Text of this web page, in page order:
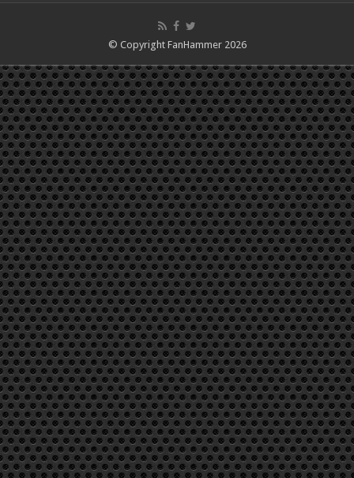
© Copyright FanHammer 2026